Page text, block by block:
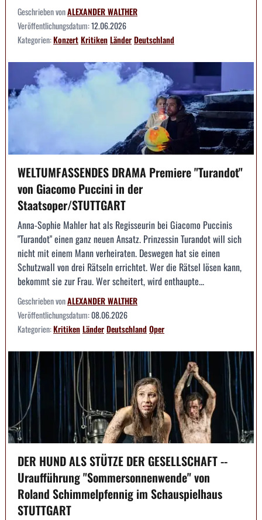
Geschrieben vonALEXANDER WALTHER
Veröffentlichungsdatum:12.06.2026
Kategorien:KonzertKritikenLänderDeutschland
WELTUMFASSENDES DRAMA Premiere "Turandot"
von Giacomo Puccini in der
Staatsoper/STUTTGART
Anna-Sophie Mahler hat als Regisseurin bei Giacomo Puccinis
"Turandot" einen ganz neuen Ansatz. Prinzessin Turandot will sich
nicht mit einem Mann verheiraten. Deswegen hat sie einen
Schutzwall von drei Rätseln errichtet. Wer die Rätsel lösen kann,
bekommt sie zur Frau. Wer scheitert, wird enthaupte...
Geschrieben vonALEXANDER WALTHER
Veröffentlichungsdatum:08.06.2026
Kategorien:KritikenLänderDeutschlandOper
DER HUND ALS STÜTZE DER GESELLSCHAFT --
Uraufführung "Sommersonnenwende" von
Roland Schimmelpfennig im Schauspielhaus
STUTTGART